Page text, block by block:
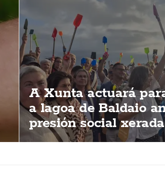
A Xunta actuará
a lagoa de Baldaio
presión social xerada